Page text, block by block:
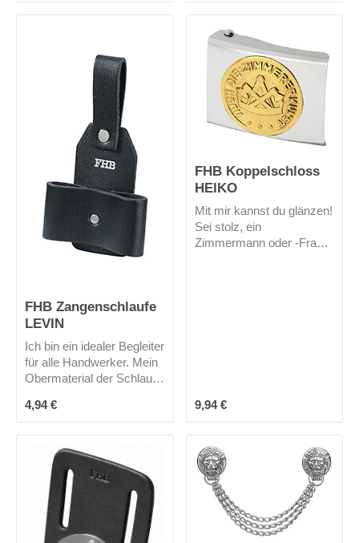
auch optisch ein echter
ANTON von FHB
zusammen. Mich gibt es
nur in schwarz.
FHB Zangenschlaufe
LEVIN
Ich bin ein idealer Begleiter
für alle Handwerker. Mein
Obermaterial der Schlaufe
Rindleder mit
Kombigerbung. In meiner
Zangen gut verstaut,
stören nicht und sind aber
doch jederzeit griffbereit.
Mich gibt es nur in
schwarz.
Regulärer Preis:
4,94 €
FHB Koppelschloss
HEIKO
Mit mir kannst du glänzen!
Sei stolz, ein
Zimmermann oder -Frau
Regulärer Preis:
9,94 €